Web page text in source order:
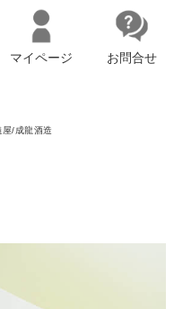
へログイン
マイページ お問合せ
屋/成龍酒造